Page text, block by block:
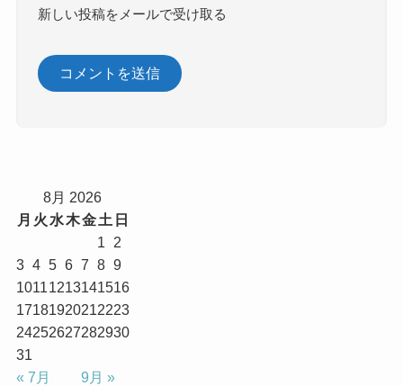
新しい投稿をメールで受け取る
8月 2026
月 火 水 木金土 日
1
2
3 4 5 6 7 8 9
1011 1213141516
1718192021 2223
24252627282930
31
« 7月
9月 »